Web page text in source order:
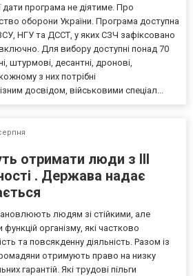
дати програма не діятиме. Про
оборони України. Програма доступна
НГУ та ДССТ, у яких СЗЧ зафіксовано
Для вибору доступні понад 70
штурмові, десантні, дронові,
з них потрібні
досвідом, військовими спеціал...
отримати люди з III
. Держава надає
людям зі стійкими, але
організму, які частково
та повсякденну діяльність. Разом із
отримують право на низку
гарантій. Які трудові пільги